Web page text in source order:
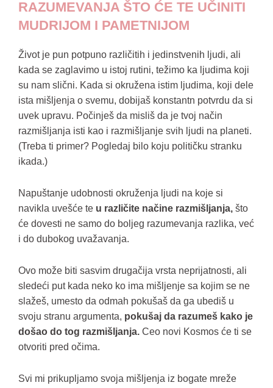
RAZUMEVANJA ŠTO ĆE TE UČINITI
MUDRIJOM I PAMETNIJOM
Život je pun potpuno različitih i jedinstvenih ljudi, ali
kada se zaglavimo u istoj rutini, težimo ka ljudima koji
su nam slični. Kada si okružena istim ljudima, koji dele
ista mišljenja o svemu, dobijaš konstantn potvrdu da si
uvek upravu. Počinješ da misliš da je tvoj način
razmišljanja isti kao i razmišljanje svih ljudi na planeti.
(Treba ti primer? Pogledaj bilo koju političku stranku
ikada.)
Napuštanje udobnosti okruženja ljudi na koje si
navikla uvešće te u različite načine razmišljanja, što
će dovesti ne samo do boljeg razumevanja razlika, već
i do dubokog uvažavanja.
Ovo može biti sasvim drugačija vrsta neprijatnosti, ali
sledeći put kada neko ko ima mišljenje sa kojim se ne
slažeš, umesto da odmah pokušaš da ga ubediš u
svoju stranu argumenta, pokušaj da razumeš kako je
došao do tog razmišljanja. Ceo novi Kosmos će ti se
otvoriti pred očima.
Svi mi prikupljamo svoja mišljenja iz bogate mreže